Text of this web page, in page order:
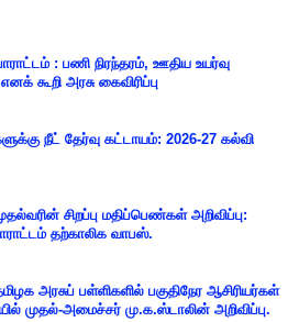
: பணி நிரந்தரம், ஊதிய உயர்வு
கூறி அரசு கைவிரிப்பு
நீட் தேர்வு கட்டாயம்: 2026-27 கல்வி
சிறப்பு மதிப்பெண்கள் அறிவிப்பு:
தற்காலிக வாபஸ்.
அரசுப் பள்ளிகளில் பகுதிநேர ஆசிரியர்கள்
முதல்-அமைச்சர் மு.க.ஸ்டாலின் அறிவிப்பு.